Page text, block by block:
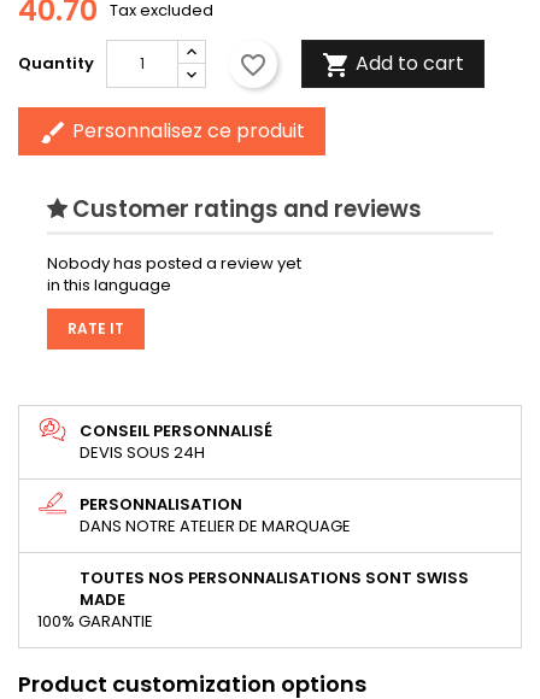
40.70 Tax excluded
Quantity favorite_border  Add to cart
brush Personnalisez ce produit
Customer ratings and reviews
Nobody has posted a review yet
in this language
RATE IT
CONSEIL PERSONNALISÉ
DEVIS SOUS 24H
PERSONNALISATION
DANS NOTRE ATELIER DE MARQUAGE
TOUTES NOS PERSONNALISATIONS SONT SWISS
MADE
100% GARANTIE
Product customization options